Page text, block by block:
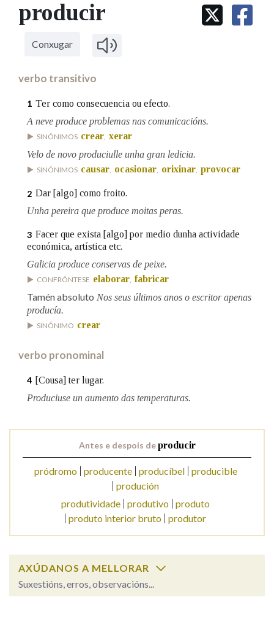
IDENTIDADE CORPORATIVA
MARCIAL DEL ADALID
FIGURAS HOMENAXEADAS
Facebook
TwitterYoutubeInstagram
Bluesky
BUSCAR NOS LEMAS
Comeza por
Contén
BUSCAR NO CONTIDO
Nas definicións
Nos exemplos
Na fraseoloxía
OUTRAS OPCIÓNS DE BUSCA
Marcas gramaticais
LIMPAR
producir
Conxugar
verbo transitivo
1 Ter como consecuencia ou efecto.
A neve produce problemas nas comunicacións.
SINÓNIMOS crear xerar
Velo de novo produciulle unha gran ledicia.
SINÓNIMOS causar ocasionar orixinar provocar
2 Dar [algo] como froito.
Unha pereira que produce moitas peras.
3 Facer que exista [algo] por medio dunha actividade
económica, artística etc.
Galicia produce conservas de peixe.
CONFRÓNTESE elaborar, fabricar
Tamén absoluto Nos seus últimos anos o escritor apenas
producía.
SINÓNIMO crear
verbo pronominal
4 [Cousa] ter lugar.
Produciuse un aumento das temperaturas.
Antes e despois deproducir
pródromo producente producíbel
producible
produción
produtividade produtivo produto
produto interior bruto produtor
AXÚDANOS A MELLORAR
Suxestións, erros, observacións...